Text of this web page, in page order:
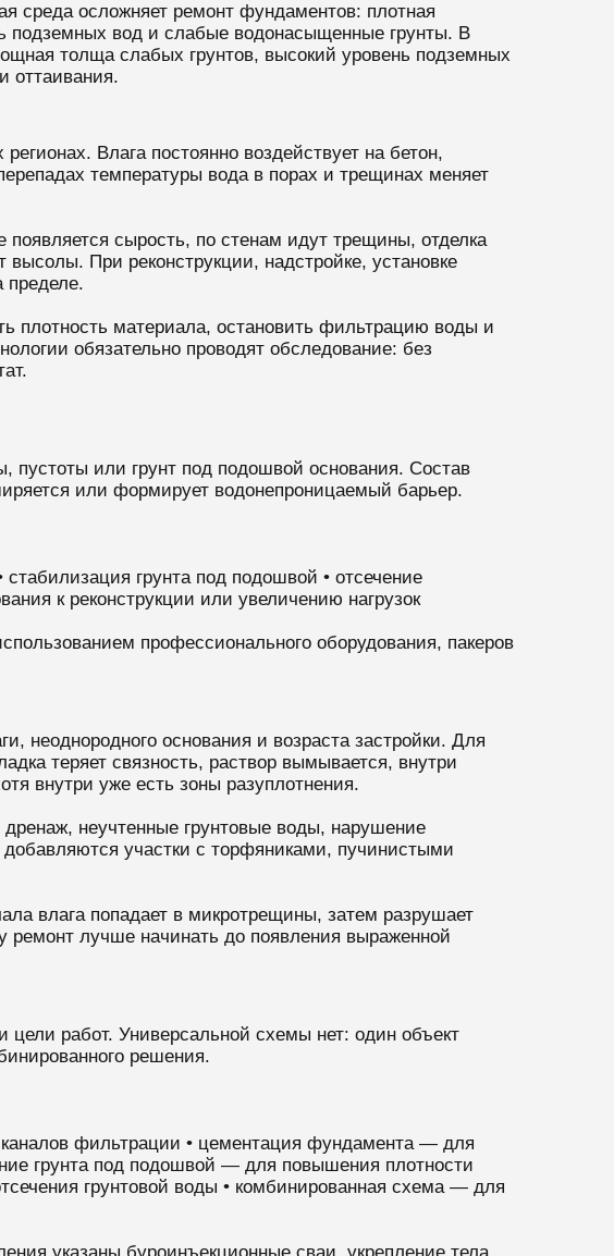
среда осложняет ремонт фундаментов: плотная
подземных вод и слабые водонасыщенные грунты. В
толща слабых грунтов, высокий уровень подземных
оттаивания.
Влага постоянно воздействует на бетон,
температуры вода в порах и трещинах меняет
сырость, по стенам идут трещины, отделка
При реконструкции, надстройке, установке
пределе.
плотность материала, остановить фильтрацию воды и
обязательно проводят обследование: без
или грунт под подошвой основания. Состав
или формирует водонепроницаемый барьер.
грунта под подошвой • отсечение
к реконструкции или увеличению нагрузок
профессионального оборудования, пакеров
неоднородного основания и возраста застройки. Для
теряет связность, раствор вымывается, внутри
внутри уже есть зоны разуплотнения.
неучтенные грунтовые воды, нарушение
участки с торфяниками, пучинистыми
влага попадает в микротрещины, затем разрушает
ремонт лучше начинать до появления выраженной
цели работ. Универсальной схемы нет: один объект
решения.
фильтрации • цементация фундамента — для
грунта под подошвой — для повышения плотности
грунтовой воды • комбинированная схема — для